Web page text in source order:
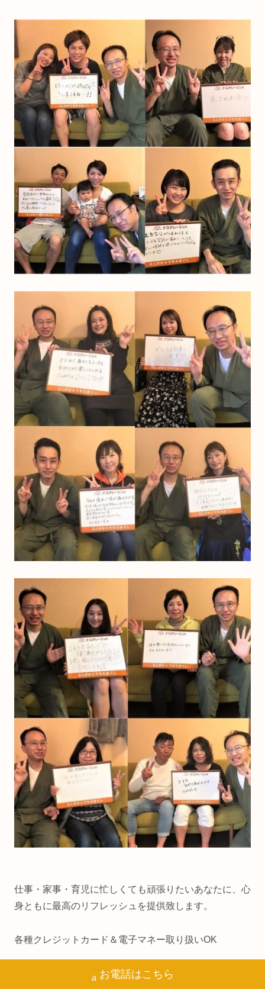
仕事・家事・育児に忙しくても頑張りたいあなたに、心
身ともに最高のリフレッシュを提供致します。
各種クレジットカード＆電子マネー取り扱いOK
オンライン予約も２４時間受け付けています。
お電話はこちら